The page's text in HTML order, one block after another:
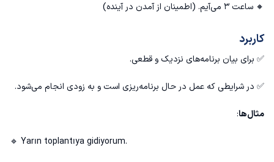
🔸 ساعت ۳ می‌آیم. (اطمینان از آمدن در آینده)
کاربرد
✅ برای بیان برنامه‌های نزدیک و قطعی.
✅ در شرایطی که عمل در حال برنامه‌ریزی است و به زودی انجام می‌شود.
مثال‌ها:
🔹 Yarın toplantıya gidiyorum.